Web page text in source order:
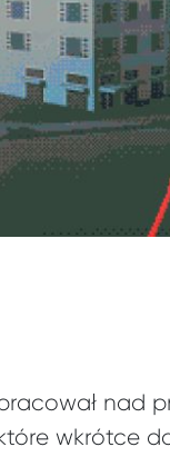
nad
wkrótce